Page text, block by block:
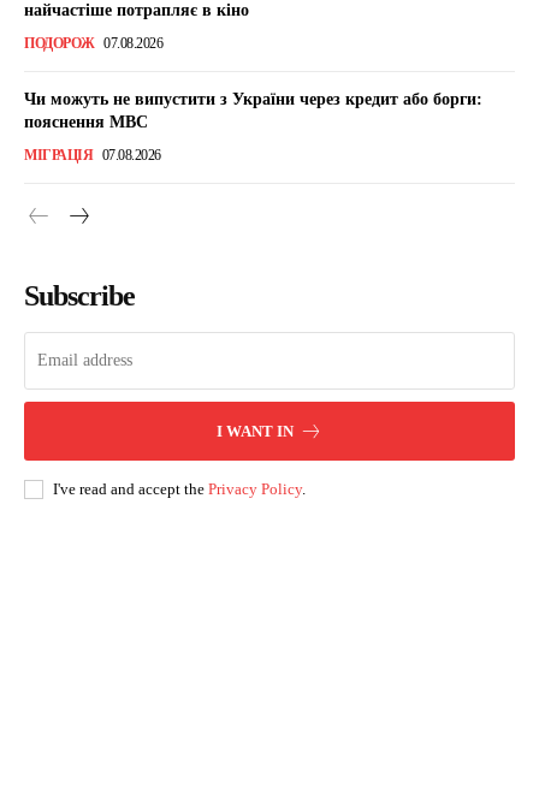
найчастіше потрапляє в кіно
ПОДОРОЖ 07.08.2026
Чи можуть не випустити з України через кредит або борги:
пояснення МВС
МІГРАЦІЯ 07.08.2026
Subscribe
I WANT IN
I've read and accept the Privacy Policy.